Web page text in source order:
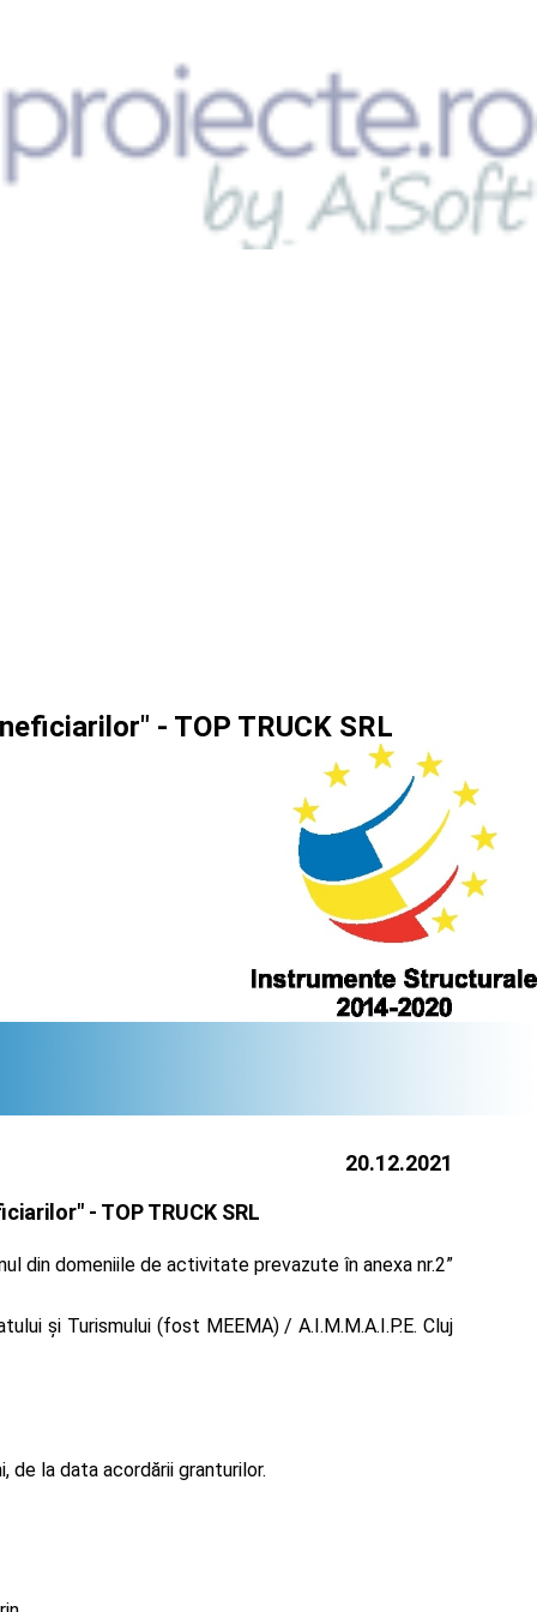
- TOP TRUCK SRL
20.12.2021
- TOP TRUCK SRL
din domeniile de activitate prevazute în anexa nr.2”
și Turismului (fost MEEMA) / A.I.M.M.A.I.P.E. Cluj
de la data acordării granturilor.